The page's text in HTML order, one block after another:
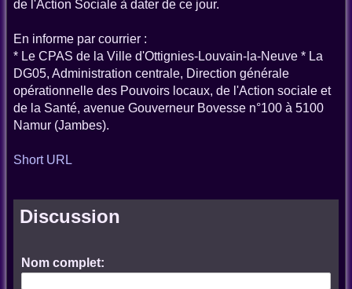
de l'Action Sociale à dater de ce jour.
En informe par courrier :
* Le CPAS de la Ville d'Ottignies-Louvain-la-Neuve * La
DG05, Administration centrale, Direction générale
opérationnelle des Pouvoirs locaux, de l'Action sociale et
de la Santé, avenue Gouverneur Bovesse n°100 à 5100
Namur (Jambes).
Short URL
Discussion
Nom complet: